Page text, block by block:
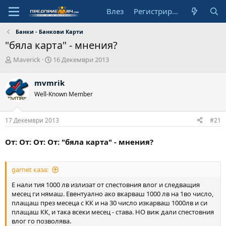
Влез Регистрирай се
Банки - Банкови Карти
"бяла карта" - мнения?
А
о
р
Maverick
Н
а
л
а
д
т
16 Декември 2013
mvmrik
Well-Known Member
17 Декември 2013 #21
От: От: От: От: "бяла карта" - мнения?
garnet каза:
Е нали тия 1000 лв излизат от спестовния влог и следващия
месец ги нямаш. Евентуално ако вкарваш 1000 лв на 1во число,
плащаш през месеца с КК и на 30 число изкарваш 1000лв и си
плащаш КК, и така всеки месец - става. НО виж дали спестовния
влог го позволява.